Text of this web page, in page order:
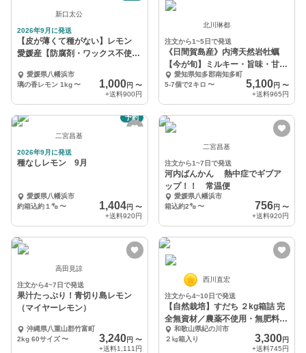
新口太公
2026年9月に発送
【皮が薄くて種がない】レモン
愛媛産【防腐剤・ワックス不使
愛媛県八幡浜市
璃の香レモン 1kg〜 1,000円 〜
+送料900円
北川琳都
注文から1~5日で発送
《日間賀島産》内湾天然岩牡蠣
【今が旬】ミルキー・旨味・甘み
溢れるお歳暮、BBQで
愛知県知多郡南知多町
5-7個で2キロ 〜 5,100円 〜
+送料965円
予約
二宮昌基
2026年9月に発送
種なしレモン 9月
愛媛県八幡浜市
約箱込約１㌔〜 1,404円 〜
+送料920円
二宮昌基
注文から1~7日で発送
河内ばんかん 熱中症でギブア
ップ！！ 常温便
愛媛県八幡浜市
箱込約2㌔ 〜 756円 〜
+送料920円
高田見諒
注文から4~7日で発送
果汁たっぷり！青切り島レモン
（マイヤーレモン）
沖縄県八重山郡竹富町
2kg 60サイズ〜 3,240円 〜
+送料1,111円
西川直宏
注文から4~10日で発送
【自然栽培】すだち ２kg箱詰 完
全無資材／農薬不使用・無肥料・
無除草剤
和歌山県紀の川市
２㎏箱入り
3,300円
+送料745円